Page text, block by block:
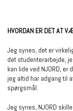
HVORDAN ER DET AT
Jeg synes, det er
det studenterarbejde,
kan lide ved NJORD,
jeg altid har adgang til
spørgsmål.
Jeg synes, NJORD